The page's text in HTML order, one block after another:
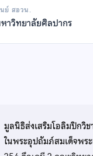
ย์ สอวน.
าวิทยาลัยศิลปากร
มูลนิธิส่งเสริมโอลิมปิกวิ
ในพระอุปถัมภ์สมเด็จพร